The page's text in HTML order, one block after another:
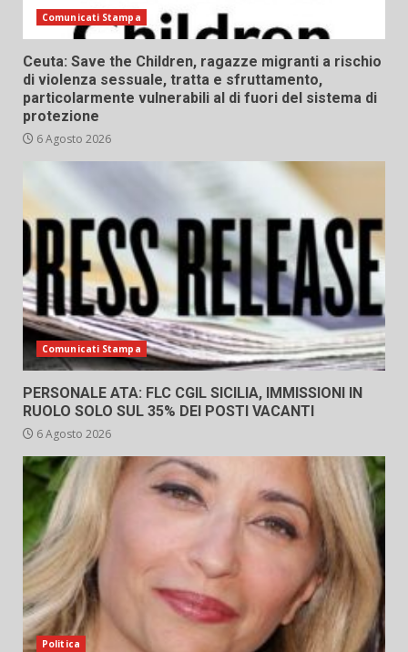
Comunicati Stampa
Ceuta: Save the Children, ragazze migranti a rischio
di violenza sessuale, tratta e sfruttamento,
particolarmente vulnerabili al di fuori del sistema di
protezione
6 Agosto 2026
Comunicati Stampa
PERSONALE ATA: FLC CGIL SICILIA, IMMISSIONI IN
RUOLO SOLO SUL 35% DEI POSTI VACANTI
6 Agosto 2026
Politica